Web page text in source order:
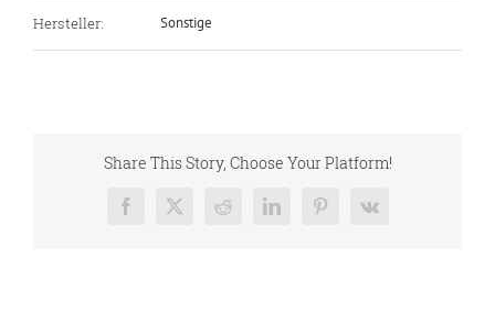
Hersteller: Sonstige
Share This Story, Choose Your Platform!
Facebook
X RedditLinkedInPinterest
Vk